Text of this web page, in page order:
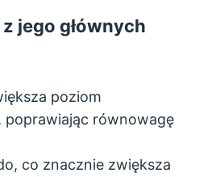
jego głównych
poziom
poprawiając równowagę
co znacznie zwiększa